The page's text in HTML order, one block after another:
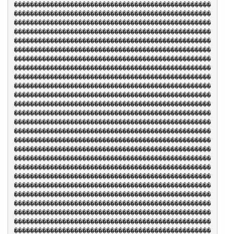
�������������������������������������������������
�������������������������������������������������
�������������������������������������������������
�������������������������������������������������
�������������������������������������������������
�������������������������������������������������
�������������������������������������������������
�������������������������������������������������
�������������������������������������������������
�������������������������������������������������
�������������������������������������������������
�������������������������������������������������
�������������������������������������������������
�������������������������������������������������
�������������������������������������������������
�������������������������������������������������
�������������������������������������������������
�������������������������������������������������
�������������������������������������������������
�������������������������������������������������
�������������������������������������������������
�������������������������������������������������
�������������������������������������������������
�������������������������������������������������
�������������������������������������������������
�������������������������������������������������